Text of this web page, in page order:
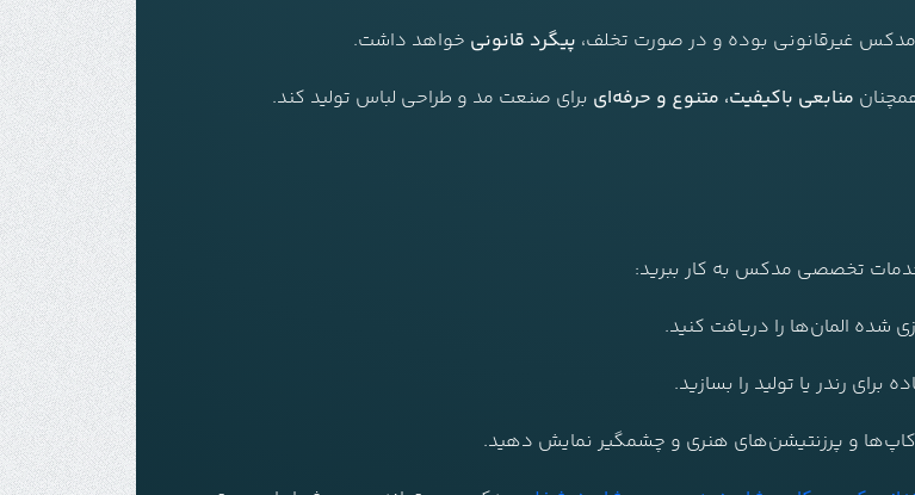
مدکس غیرقانونی بوده و در صورت تخلف، پیگرد قانونی خواهد داشت.
منابعی باکیفیت، متنوع و حرفه‌ای برای صنعت مد و طراحی لباس تولید کند.
خدمات تخصصی مدکس به کار ببرید:
المان‌ها را دریافت کنید.
رندر یا تولید را بسازید.
و پرزنتیشن‌های هنری و چشمگیر نمایش دهید.